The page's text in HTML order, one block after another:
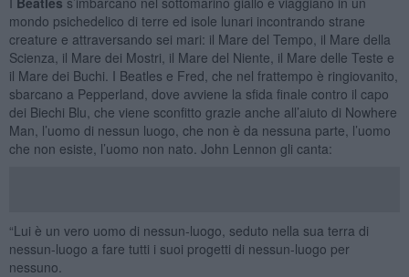
mondo psichedelico di terre ed isole lunari incontrando strane
creature e attraversando sei mari: il Mare del Tempo, il Mare della
Scienza, il Mare dei Mostri, il Mare del Niente, il Mare delle Teste e
il Mare dei Buchi. I Beatles e Fred, che nel frattempo è ringiovanito,
sbarcano a Pepperland, dove avviene la sfida finale contro il capo
dei Biechi Blu, che viene sconfitto grazie anche all’aiuto di Nowhere
Man, l’uomo di nessun luogo, che non è da nessuna parte, l’uomo
che non esiste, l’uomo non nato. John Lennon gli canta:
“Lui è un vero uomo di nessun-luogo, seduto nella sua terra di
nessun-luogo a fare tutti i suoi progetti di nessun-luogo per
nessuno.